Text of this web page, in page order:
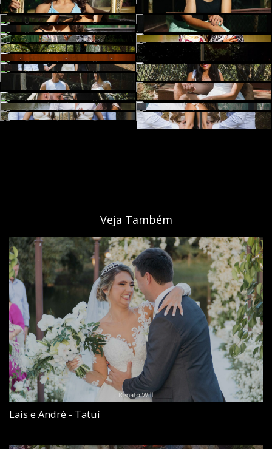
Veja Também
Laís e André - Tatuí